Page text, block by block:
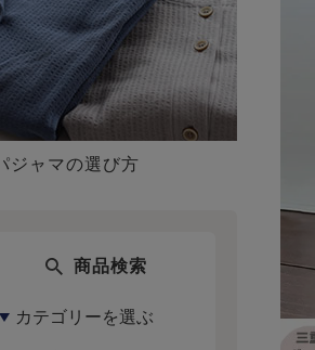
ジャマの選び方
商品検索